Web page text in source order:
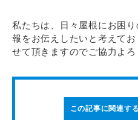
私たちは、日々屋根にお困
報をお伝えしたいと考えて
せて頂きますのでご協力よろ
この記事に関連す